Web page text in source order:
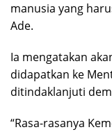
manusia yang
Ade.
Ia mengatakan
didapatkan ke
ditindaklanjuti
“Rasa-rasanya